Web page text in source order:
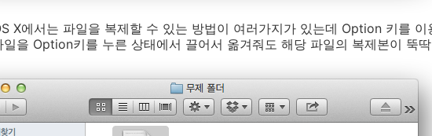
X에서는 파일을 복제할 수 있는 방법이 여러가지가 있는데 Option 키를 이
일을 Option키를 누른 상태에서 끌어서 옮겨줘도 해당 파일의 복제본이 뚝